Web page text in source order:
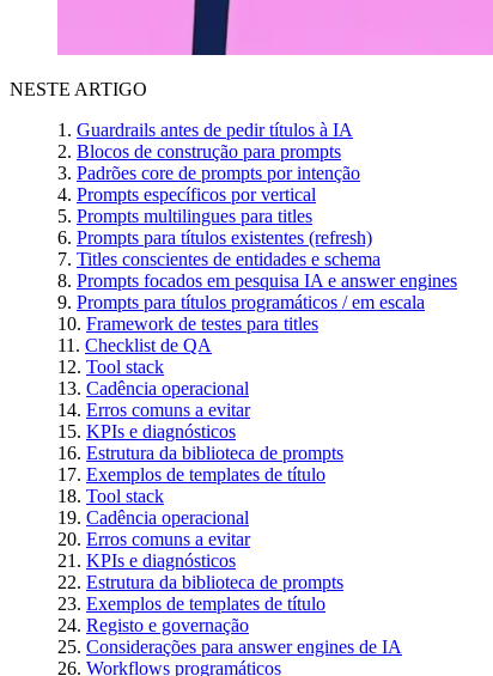
NESTE ARTIGO
Guardrails antes de pedir títulos à IA
Blocos de construção para prompts
Padrões core de prompts por intenção
Prompts específicos por vertical
Prompts multilingues para titles
Prompts para títulos existentes (refresh)
Titles conscientes de entidades e schema
Prompts focados em pesquisa IA e answer engines
Prompts para títulos programáticos / em escala
Framework de testes para titles
Checklist de QA
Tool stack
Cadência operacional
Erros comuns a evitar
KPIs e diagnósticos
Estrutura da biblioteca de prompts
Exemplos de templates de título
Tool stack
Cadência operacional
Erros comuns a evitar
KPIs e diagnósticos
Estrutura da biblioteca de prompts
Exemplos de templates de título
Registo e governação
Considerações para answer engines de IA
Workflows programáticos